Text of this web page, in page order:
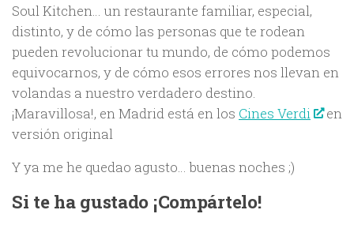
Soul Kitchen… un restaurante familiar, especial,
distinto, y de cómo las personas que te rodean
pueden revolucionar tu mundo, de cómo podemos
equivocarnos, y de cómo esos errores nos llevan en
volandas a nuestro verdadero destino.
¡Maravillosa!, en Madrid está en los Cines Verdi
en
versión original
Y ya me he quedao agusto… buenas noches ;)
Si te ha gustado ¡Compártelo!